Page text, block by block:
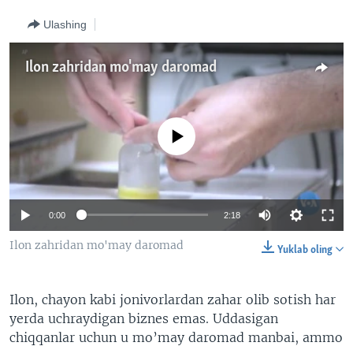
MULTIMEDIA
AMERIKA MANZARALARI
XALQARO HAYOT
VASHINGTON CHOYXONASI
MOBIL-SALOM!
VIDEO
XABARLAR SURATLARDA
IJTIMOIY TARMOQLAR
FACEBOOK
INSTAGRAM
ODNOKLASSNIKI
TELEGRAM
TWITTER
INGLIZ TILI DARSLARI
Learning English
Ulashing
Ilon zahridan mo'may daromad
No media source currently available
0:00 2:18
Yuklab oling
Ilon zahridan mo'may daromad
Ilon, chayon kabi jonivorlardan zahar olib sotish har
yerda uchraydigan biznes emas. Uddasigan
chiqqanlar uchun u mo’may daromad manbai, ammo